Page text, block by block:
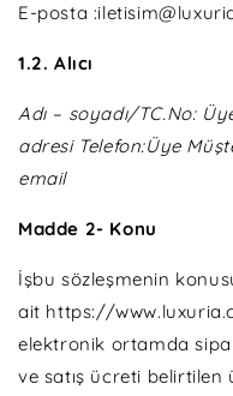
E-posta
1.2. Alıcı
Adı – soyadı/TC.No:
adresi Telefon:Üye
email
Madde 2- Konu
İşbu sözleşmenin
ait https://
elektronik ortamda
ve satış ücreti belirtilen